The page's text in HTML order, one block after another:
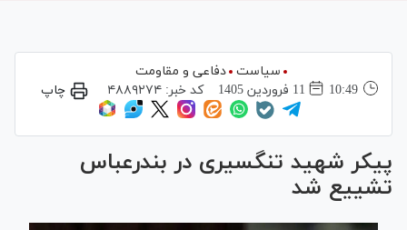
سیاست
دفاعی و مقاومت
10:49
11 فروردين 1405 کد خبر:۴۸۸۹۲۷۴ چاپ
پیکر شهید تنگسیری در بندرعباس
تشییع شد